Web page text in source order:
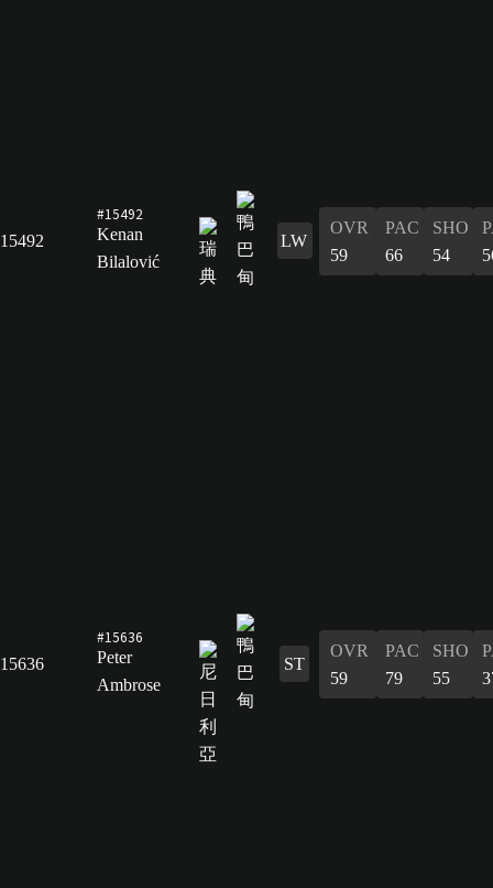
15492
#15492
Kenan
Bilalović
LW
OVR
59
PAC
66
SHO
54
15636
#15636
Peter
Ambrose
ST
OVR
59
PAC
79
SHO
55